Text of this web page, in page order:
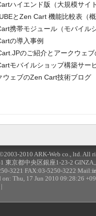
ハイエンド版（大規模サイ
とZen Cart 機能比較表（概
携帯モジュール（モバイル
の導入事例
のご紹介とアークウェブ
モバイルショップ構築サー
ウェブのZen Cart技術ブログ
2010 ARK-Web co., ltd. All
東京都中央区銀座1-23-2
3221 FAX:03-5250-3222 Mail:
on: Thu, 17 Jun 2010 09:28:26
|